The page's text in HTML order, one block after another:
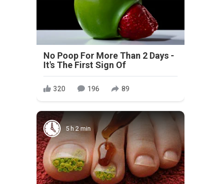
No Poop For More Than 2 Days -
It's The First Sign Of
320 196 89
5 h 2 min